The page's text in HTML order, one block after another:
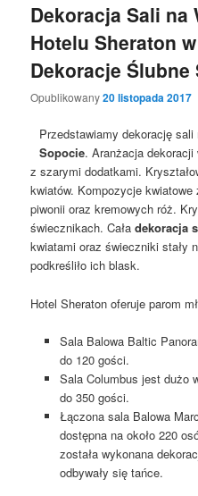
Dekoracja Sali na
Hotelu Sheraton
Dekoracje Ślubne
Opublikowany20 listopada 2017
Przedstawiamy dekorację
Sopocie. Aranżacja
z szarymi dodatkami.
kwiatów. Kompozycje
piwonii oraz kremowych róż.
świecznikach. Caładekoracja
kwiatami oraz świeczniki stały
podkreśliło ich blask.
Hotel Sheraton oferuje parom
Sala Balowa Baltic
do 120 gości.
Sala Columbus jest dużo
do 350 gości.
Łączona sala Balowa
dostępna na około 220
została wykonana
odbywały się tańce.